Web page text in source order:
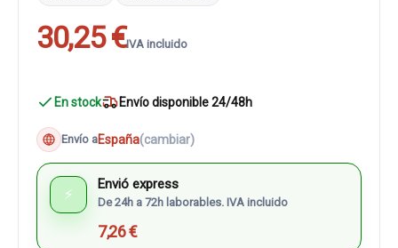
30,25 €IVA incluido
En stock Envío disponible 24/48h
Envío aEspaña(cambiar)
⚡
Envió express
De 24h a 72h laborables. IVA incluido
7,26 €